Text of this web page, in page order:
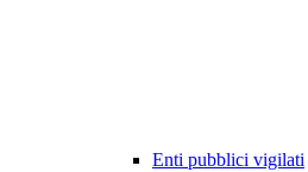
Enti pubblici vigilati